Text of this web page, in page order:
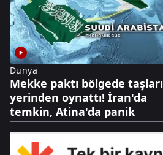
Dünya
Mekke paktı bölgede taşları
yerinden oynattı! İran'da
temkin, Atina'da panik